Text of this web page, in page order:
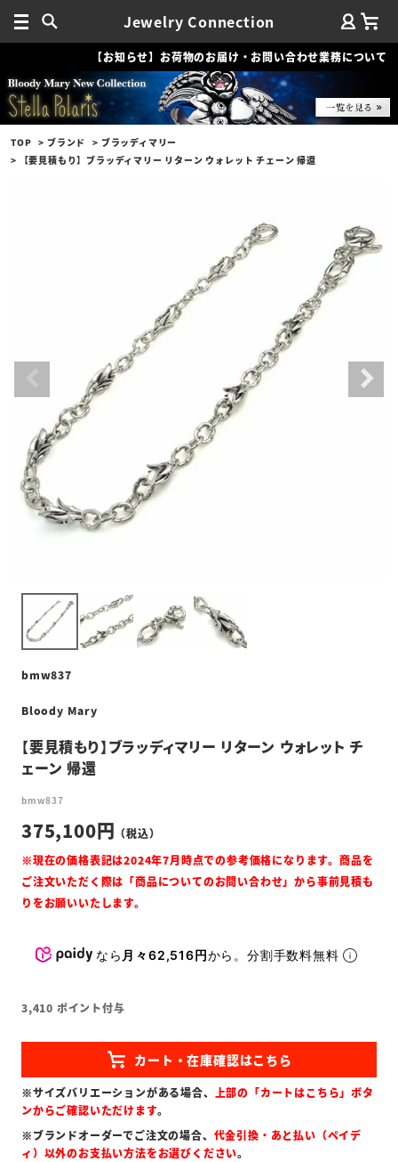
Jewelry Connection
【お知らせ】お荷物のお届け・お問い合わせ業務について
TOP ブランド
ブラッディマリー
【要見積もり】ブラッディマリー リターン ウォレット チェーン 帰還
bmw837
Bloody Mary
【要見積もり】ブラッディマリー リターン ウォレット チ
ェーン 帰還
bmw837
375,100
なら 月々62,516円から。分割手数料無料
3,410 ポイント付与
※サイズバリエーションがある場合、 上部の「カートはこちら」ボタ
ンからご確認いただけます。
※ブランドオーダーでご注文の場合、 代金引換・あと払い（ペイデ
ィ）以外のお支払い方法をお選びください。